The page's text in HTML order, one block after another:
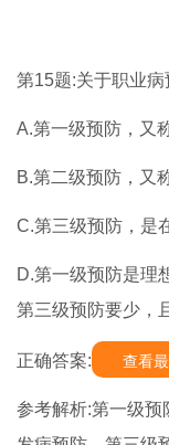
第15题:关于职业病
A.第一级预防，又
B.第二级预防，又
C.第三级预防，是
D.第一级预防是理
第三级预防要少，
正确答案: 查看
参考解析:第一级